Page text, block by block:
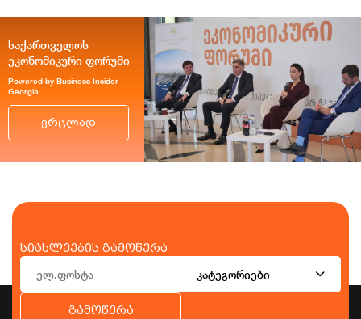
საქართველოს
ეკონომიკური ფორუმი
Powered by Business Insider
Georgia
ვრცლად
სიახლეების გამოწერა
კატეგორიები
გამოწერა